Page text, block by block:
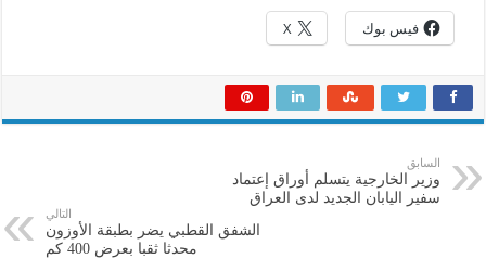
فيس بوك X
السابق
وزير الخارجية يتسلم أوراق إعتماد
سفير اليابان الجديد لدى العراق
التالي
الشفق القطبي يضر بطبقة الأوزون
محدثا ثقبا بعرض 400 كم